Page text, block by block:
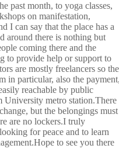
past month, to yoga classes,
on manifestation,
I can say that the place has a
around there is nothing but
coming there and the
to provide help or support to
are mostly freelancers so the
in particular, also the
reachable by public
University metro station.There
but the belongings must
are no lockers.I truly
for peace and to learn
to see you there